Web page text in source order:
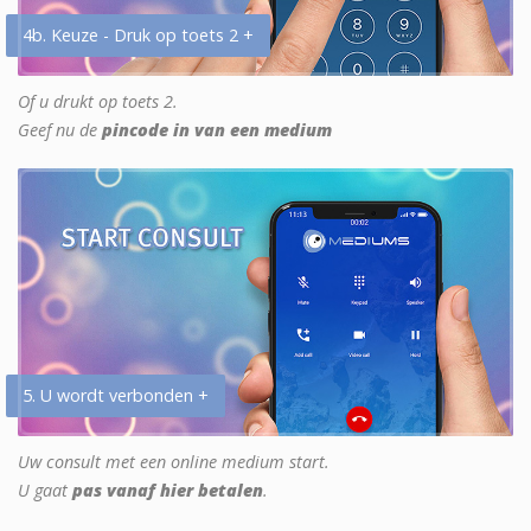
4b. Keuze - Druk op toets 2 +
Of u drukt op toets 2.
Geef nu de pincode in van een medium
5. U wordt verbonden +
Uw consult met een online medium start.
U gaat pas vanaf hier betalen.